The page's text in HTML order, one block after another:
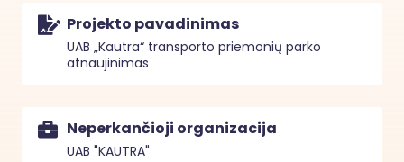
Projekto pavadinimas
UAB „Kautra“ transporto priemonių parko
atnaujinimas
Neperkančioji organizacija
UAB "KAUTRA"